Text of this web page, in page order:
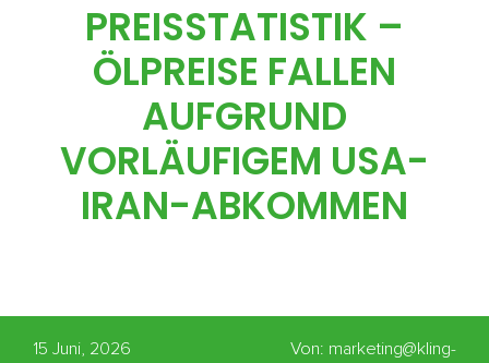
KARRIERE
KONTAKT
PREISSTATISTIK –
ÖLPREISE FALLEN
AUFGRUND
VORLÄUFIGEM USA-
IRAN-ABKOMMEN
15 Juni, 2026
Von: marketing@kling-